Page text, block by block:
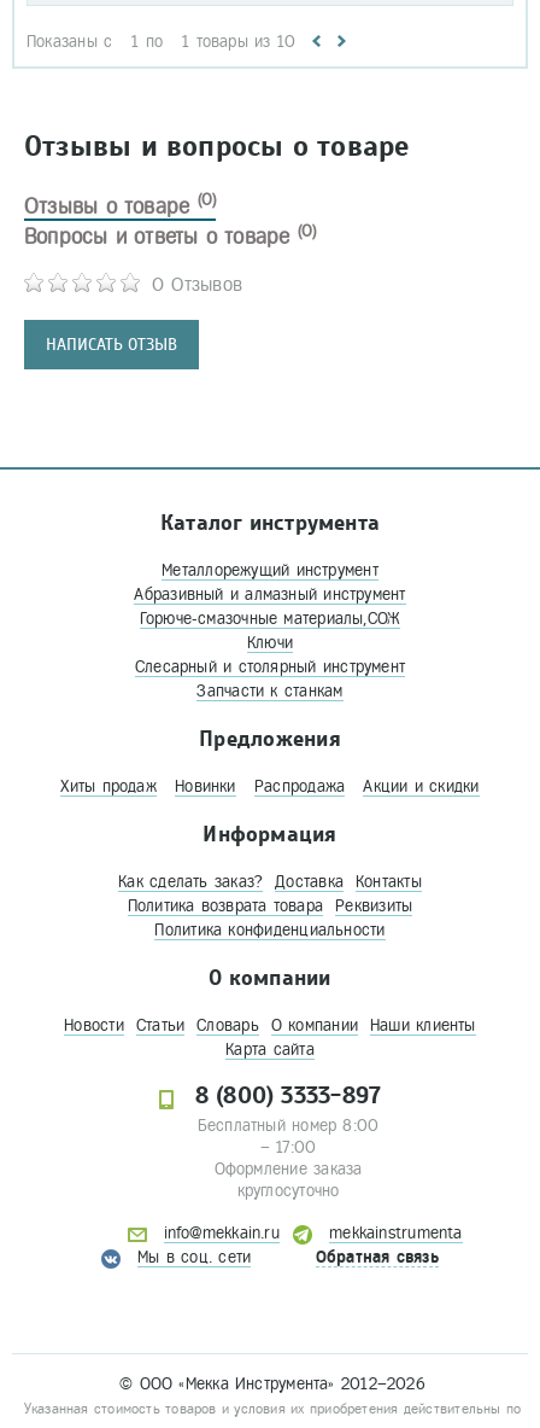
Показаны с 1 по 1 товары из 10
Отзывы и вопросы о товаре
Отзывы о товаре (0)
0 Отзывов
НАПИСАТЬ ОТЗЫВ
Вопросы и ответы о товаре (0)
Каталог инструмента
Металлорежущий инструмент
Абразивный и алмазный инструмент
Горюче-смазочные материалы,СОЖ
Ключи
Слесарный и столярный инструмент
Запчасти к станкам
Предложения
Хиты продаж Новинки Распродажа Акции и скидки
Информация
Как сделать заказ? Доставка
Контакты
Политика возврата товара
Реквизиты
Политика конфиденциальности
О компании
Новости Статьи Словарь О компании
Наши клиенты
Карта сайта
8 (800) 3333-897
Бесплатный номер 8:00
– 17:00
Оформление заказа
круглосуточно
info@mekkain.ru
mekkainstrumenta
Мы в соц. сети
Обратная связь
© ООО «Мекка Инструмента» 2012–2026
Указанная стоимость товаров и условия их приобретения действительны по